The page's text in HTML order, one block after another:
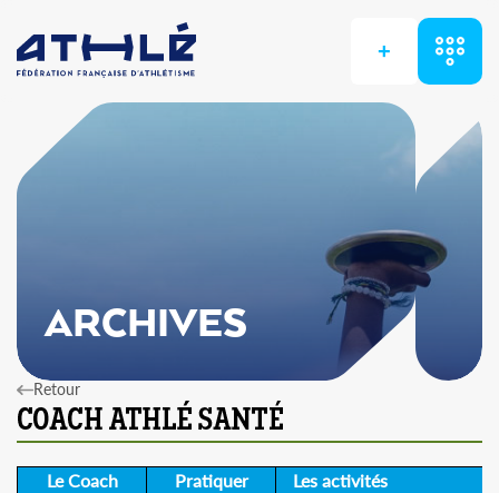
+
ARCHIVES
Retour
Le Coach
Pratiquer
Les activités